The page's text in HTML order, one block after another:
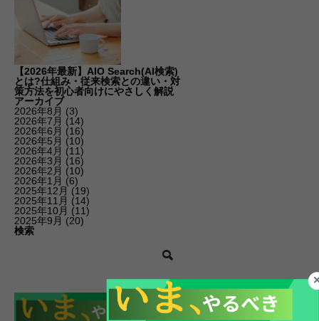
【2026年最新】AIO Search(AI検索)
とは?仕組み・従来検索との違い・対
策方法を初心者向けにやさしく解説
アーカイブ
2026年8月 (3)
2026年7月 (14)
2026年6月 (16)
2026年5月 (10)
2026年4月 (11)
2026年3月 (16)
2026年2月 (10)
2026年1月 (6)
2025年12月 (19)
2025年11月 (14)
2025年10月 (11)
2025年9月 (20)
検索